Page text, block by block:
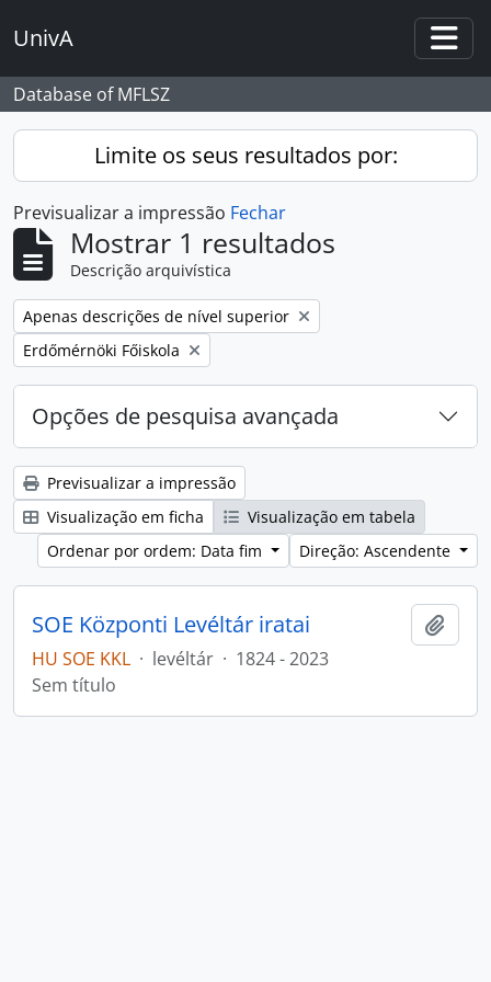
UnivA
Database of MFLSZ
Limite os seus resultados por:
Previsualizar a impressão Fechar
Mostrar 1 resultados
Descrição arquivística
Remover filtro:
Apenas descrições de nível superior
Remover filtro:
Erdőmérnöki Főiskola
Opções de pesquisa avançada
Previsualizar a impressão
Visualização em ficha
Visualização em tabela
Ordenar por ordem: Data fim
Direção: Ascendente
SOE Központi Levéltár iratai
HU SOE KKL · levéltár · 1824 - 2023
Sem título